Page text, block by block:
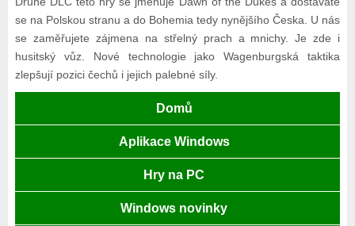
se na Polskou stranu a do Bohemia tedy nynějšího Česka. U nás
se zaměřujete zájmena na střelný prach a mnichy. Je zde i
husitský vůz. Nové technologie jako Wagenburgská taktika
zlepšují pozici čechů i jejich palebné síly.
Domů
Aplikace Windows
Hry na PC
Windows novinky